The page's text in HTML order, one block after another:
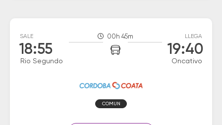
SALE
18:55
Rio Segundo
00h 45m LLEGA
19:40
Oncativo
COMUN